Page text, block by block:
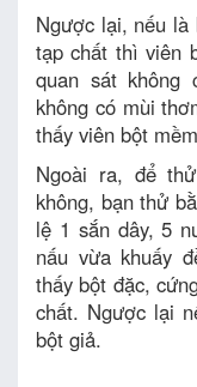
Ngược lại, nếu là
tạp chất thì viên
quan sát không
không có mùi
thấy viên bột
Ngoài ra, để thử
không, bạn thử
lệ 1 sắn dây, 5
nấu vừa khuấy
thấy bột đặc,
chất. Ngược lại
bột giả.